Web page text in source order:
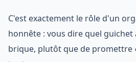
C'est exactement le rôle d'un
honnête : vous dire quel
brique, plutôt que de promettre «